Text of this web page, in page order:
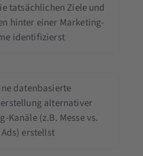
tatsächlichen Ziele und
hinter einer Marketing-
identifizierst
datenbasierte
alternativer
Kanäle (z.B. Messe vs.
erstellst